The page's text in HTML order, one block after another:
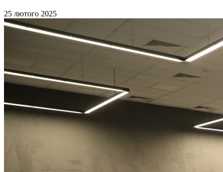
25 лютого 2025